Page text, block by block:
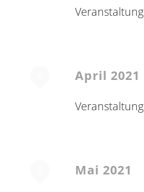
Veranstaltung
April 2021
Veranstaltung
Mai 2021